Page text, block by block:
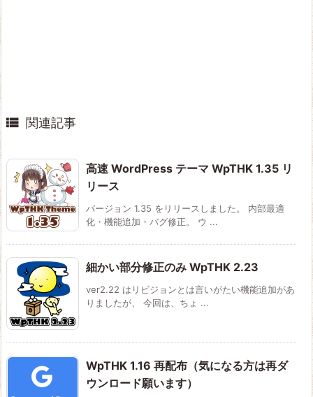
 関連記事
高速 WordPress テーマ WpTHK 1.35 リ
リース
バージョン 1.35 をリリースしました。 内部最適
化・機能追加・バグ修正。 ウ ...
細かい部分修正のみ WpTHK 2.23
ver2.22 はリビジョンとは言いがたい機能追加があ
りましたが、 今回は、ちょ ...
WpTHK 1.16 再配布（気になる方は再ダ
ウンロード願います）